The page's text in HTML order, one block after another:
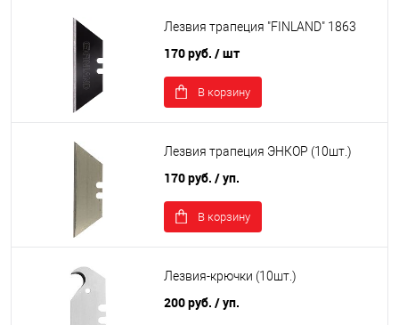
Лезвия трапеция "FINLAND" 1863
170 руб. / шт
В корзину
Лезвия трапеция ЭНКОР (10шт.)
170 руб. / уп.
В корзину
Лезвия-крючки (10шт.)
200 руб. / уп.